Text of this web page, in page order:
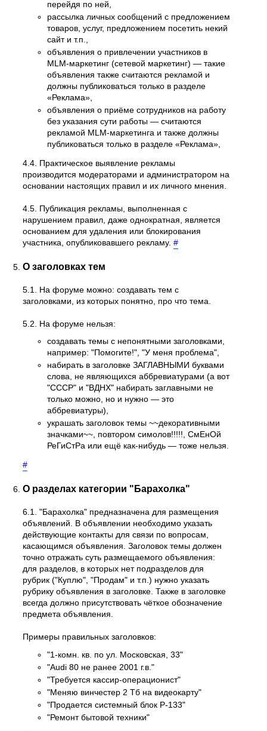
перейдя по ней,
рассылка личных сообщений с предложением
товаров, услуг, предложением посетить некий
сайт и т.п.,
объявления о привлечении участников в
MLM-маркетинг (сетевой маркетинг) — такие
объявления также считаются рекламой и
должны публиковаться только в разделе
«Реклама»,
объявления о приёме сотрудников на работу
без указания сути работы — считаются
рекламой MLM-маркетинга и также должны
публиковаться только в разделе «Реклама»,
4.4. Практическое выявление рекламы
производится модераторами и администратором на
основании настоящих правил и их личного мнения.
4.5. Публикация рекламы, выполненная с
нарушением правил, даже однократная, является
основанием для удаления или блокирования
участника, опубликовавшего рекламу.#
О заголовках тем
5.1. На форуме можно: создавать тем с
заголовками, из которых понятно, про что тема.
5.2. На форуме нельзя:
создавать темы с непонятными заголовками,
например: "Помогите!", "У меня проблема",
набирать в заголовке ЗАГЛАВНЫМИ буквами
слова, не являющихся аббревиатурами (а вот
"СССР" и "ВДНХ" набирать заглавными не
только можно, но и нужно — это
аббревиатуры),
украшать заголовок темы ~~декоративными
значками~~, повтором симолов!!!!!, СмЕнОй
РеГиСтРа или ещё как-нибудь — тоже нельзя.
#
О разделах категории "Барахолка"
6.1. "Барахолка" предназначена для размещения
объявлений. В объявлении необходимо указать
действующие контакты для связи по вопросам,
касающимся объявления. Заголовок темы должен
точно отражать суть размещаемого объявления:
для разделов, в которых нет подразделов для
рубрик ("Куплю", "Продам" и т.п.) нужно указать
рубрику объявления в заголовке. Также в заголовке
всегда должно присутствовать чёткое обозначение
предмета объявления.
Примеры правильных заголовков:
"1-комн. кв. по ул. Московская, 33"
"Audi 80 не ранее 2001 г.в."
"Требуется кассир-операционист"
"Меняю винчестер 2 Тб на видеокарту"
"Продается системный блок P-133"
"Ремонт бытовой техники"